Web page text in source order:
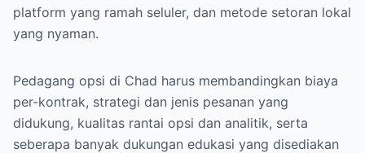
platform yang ramah seluler, dan metode setoran lokal
yang nyaman.
Pedagang opsi di Chad harus membandingkan biaya
per-kontrak, strategi dan jenis pesanan yang
didukung, kualitas rantai opsi dan analitik, serta
seberapa banyak dukungan edukasi yang disediakan